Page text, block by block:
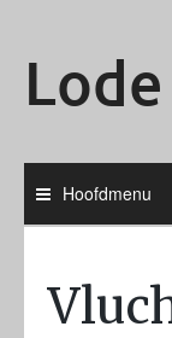
Hoofdmenu